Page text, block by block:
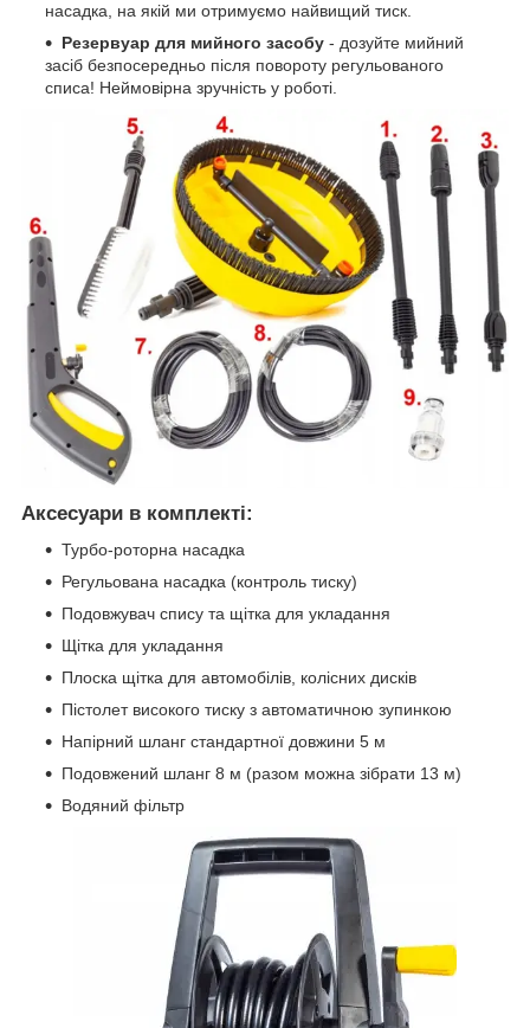
насадка, на якій ми отримуємо найвищий тиск.
Резервуар для мийного засобу - дозуйте мийний
засіб безпосередньо після повороту регульованого
списа! Неймовірна зручність у роботі.
Аксесуари в комплекті:
Турбо-роторна насадка
Регульована насадка (контроль тиску)
Подовжувач спису та щітка для укладання
Щітка для укладання
Плоска щітка для автомобілів, колісних дисків
Пістолет високого тиску з автоматичною зупинкою
Напірний шланг стандартної довжини 5 м
Подовжений шланг 8 м (разом можна зібрати 13 м)
Водяний фільтр